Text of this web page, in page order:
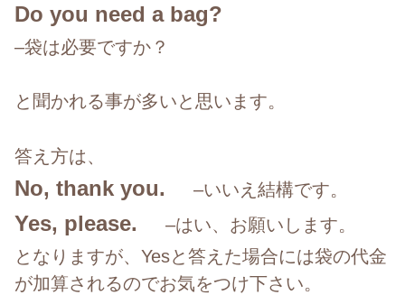
Do you need a bag?
–袋は必要ですか？
と聞かれる事が多いと思います。
答え方は、
No, thank you. –いいえ結構です。
Yes, please. –はい、お願いします。
となりますが、 Yesと答えた場合には袋の代金
が加算されるのでお気をつけ下さい。